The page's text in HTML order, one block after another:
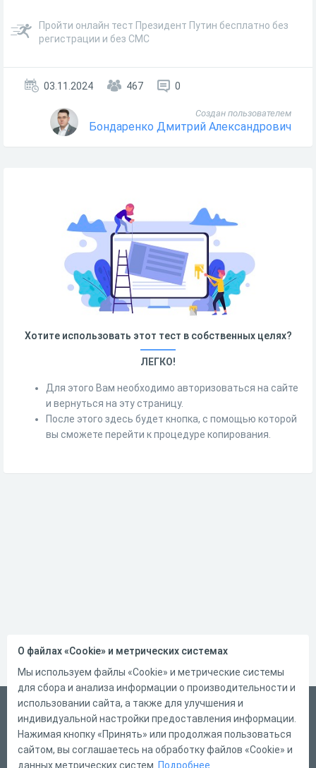
Пройти онлайн тест Президент Путин бесплатно без
регистрации и без СМС
03.11.2024 467 0
Создан пользователем
Бондаренко Дмитрий Александрович
Хотите использовать этот тест в собственных целях?
ЛЕГКО!
Для этого Вам необходимо авторизоваться на сайте
и вернуться на эту страницу.
После этого здесь будет кнопка, с помощью которой
вы сможете перейти к процедуре копирования.
Русский
Справка
Форма обратной связи
О файлах «Cookie» и метрических системах
Мы используем файлы «Cookie» и метрические системы
для сбора и анализа информации о производительности и
использовании сайта, а также для улучшения и
индивидуальной настройки предоставления информации.
Нажимая кнопку «Принять» или продолжая пользоваться
сайтом, вы соглашаетесь на обработку файлов «Cookie» и
данных метрических систем. Подробнее